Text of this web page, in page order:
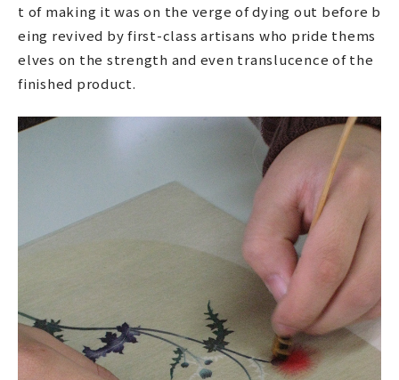
t of making it was on the verge of dying out before b
eing revived by first-class artisans who pride thems
elves on the strength and even translucence of the
finished product.